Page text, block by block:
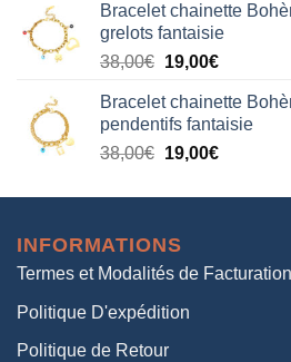
initial
était :
38,00€.
actuel
est :
19,00€.
Bracelet chainette
grelots fantaisie
38,00€ Le
initial
était :
38,00€.
19,00€Le
actuel
est :
19,00€.
Bracelet chainette
pendentifs fantaisie
38,00€ Le
initial
38,00€.
19,00€Le
actuel
INFORMATIONS
Termes et Modalités de Facturation
Politique D'expédition
Politique de Retour